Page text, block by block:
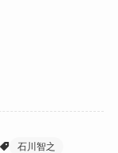
石川智之